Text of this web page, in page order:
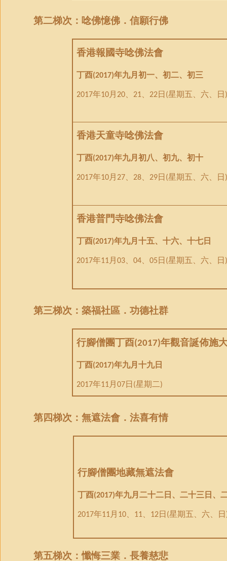
第二梯次：唸佛憶佛．信願行佛
香港報國寺唸佛法會
丁酉(2017)年九月初一、初二、初三
2017年10月20、21、22日 (星期五、六、日
香港天童寺唸佛法會
丁酉(2017)年九月初八、初九、初十
2017年10月27、28、29日 (星期五、六、日
香港普門寺唸佛法會
丁酉(2017)年九月十五、十六、十七日
2017年11月03、04、05日 (星期五、六、日
第三梯次： 築福社區．功德社群
行腳僧團丁酉(2017)年觀音誕佈施
丁酉(2017)年九月十九日
2017年11月07日 (星期二)
第四梯次：無遮法會． 法喜有情
行腳僧團地藏無遮法會
丁酉(2017)年九月二十二日、二十三日、
2017年11月 10、 11、 12日 (星期五、六、日
第五梯次：懺悔三業．長養慈悲